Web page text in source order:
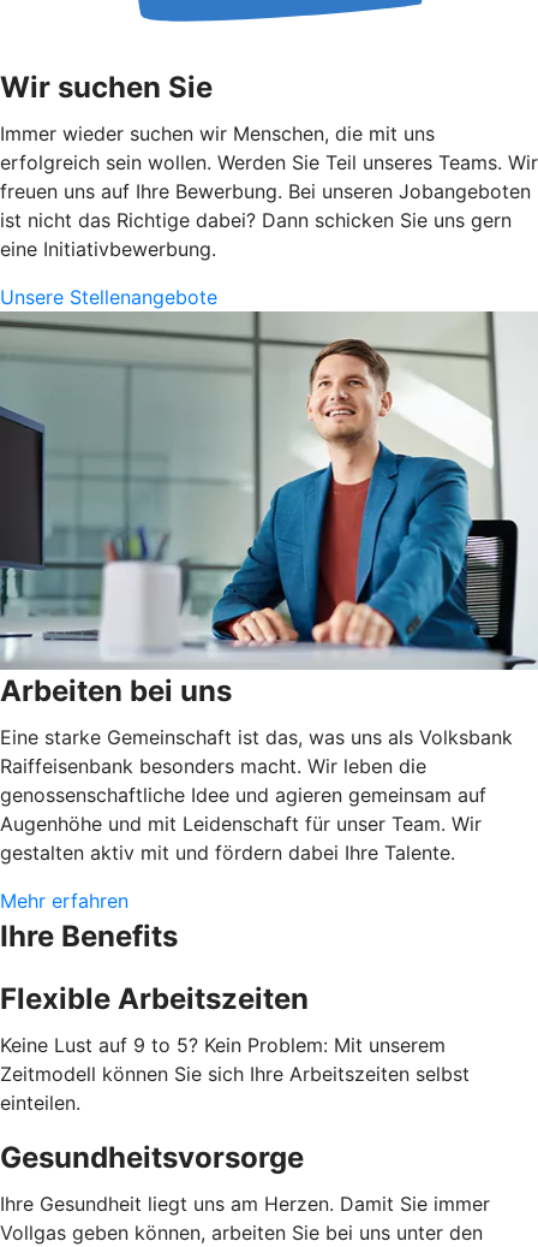
Wir suchen Sie
Immer wieder suchen wir Menschen, die mit uns
erfolgreich sein wollen. Werden Sie Teil unseres Teams. Wir
freuen uns auf Ihre Bewerbung. Bei unseren Jobangeboten
ist nicht das Richtige dabei? Dann schicken Sie uns gern
eine Initiativbewerbung.
Unsere Stellenangebote
Arbeiten bei uns
Eine starke Gemeinschaft ist das, was uns als Volksbank
Raiffeisenbank besonders macht. Wir leben die
genossenschaftliche Idee und agieren gemeinsam auf
Augenhöhe und mit Leidenschaft für unser Team. Wir
gestalten aktiv mit und fördern dabei Ihre Talente.
Mehr erfahren
Ihre Benefits
Flexible Arbeitszeiten
Keine Lust auf 9 to 5? Kein Problem: Mit unserem
Zeitmodell können Sie sich Ihre Arbeitszeiten selbst
einteilen.
Gesundheitsvorsorge
Ihre Gesundheit liegt uns am Herzen. Damit Sie immer
Vollgas geben können, arbeiten Sie bei uns unter den